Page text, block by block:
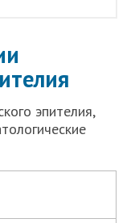
эпителия,